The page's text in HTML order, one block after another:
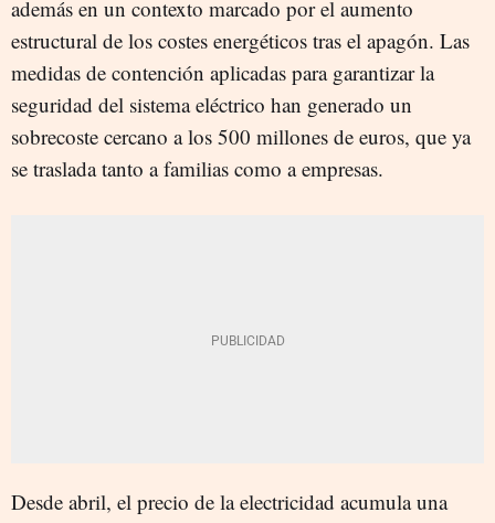
además en un contexto marcado por el aumento
estructural de los costes energéticos tras el apagón. Las
medidas de contención aplicadas para garantizar la
seguridad del sistema eléctrico han generado un
sobrecoste cercano a los 500 millones de euros, que ya
se traslada tanto a familias como a empresas.
Desde abril, el precio de la electricidad acumula una